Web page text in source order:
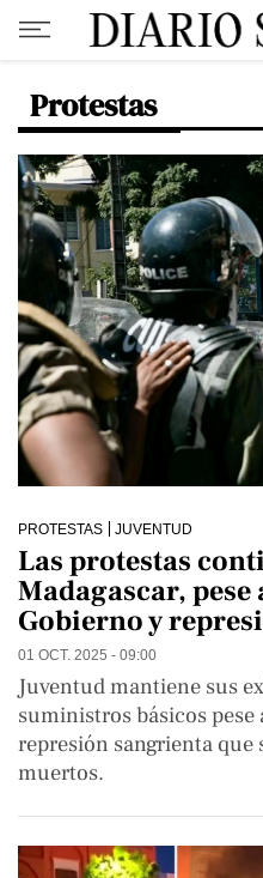
Protestas
PROTESTAS JUVENTUD
Las protestas
Madagascar,
Gobierno y
01 OCT. 2025 - 09:00
Juventud mantiene sus
suministros básicos
represión sangrienta que
muertos.